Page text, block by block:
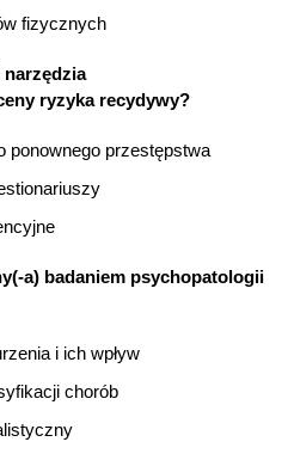
fizycznych
narzędzia
ryzyka recydywy?
ponownego przestępstwa
a) badaniem psychopatologii
i ich wpływ
chorób